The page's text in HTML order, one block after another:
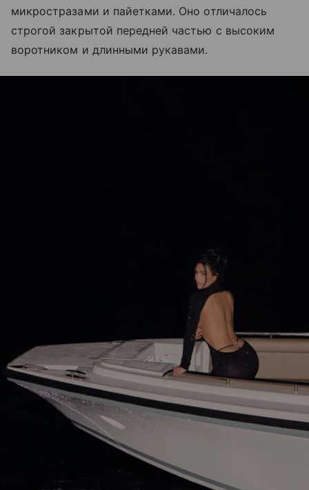
микростразами и пайетками. Оно отличалось
строгой закрытой передней частью с высоким
воротником и длинными рукавами.